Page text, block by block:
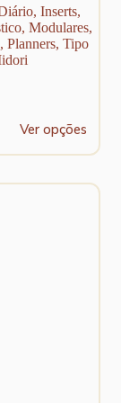
, Inserts,
, Modulares,
, Planners, Tipo
Ver opções